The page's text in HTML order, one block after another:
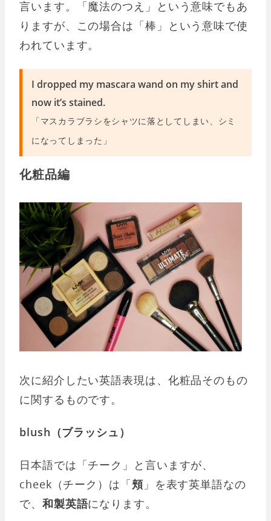
言います。「魔法のつえ」という意味でもあ
りますが、この場合は「棒」という意味で使
われています。
I dropped my mascara wand on my shirt and
now it’s stained.
「マスカラブラシをシャツに落としてしまい、シミ
になってしまった」
化粧品編
次に紹介したい英語表現は、化粧品そのもの
に関するものです。
blush（ブラッシュ）
日本語では「チーク」と言いますが、
cheek（チーク）は「頬」を表す英単語なの
で、 和製英語になります。